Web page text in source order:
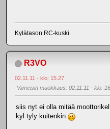
Kylätason RC-kuski.
R3VO
02.11.11 - klo: 15.27
Viimeisin muokkaus: 02.11.11 - klo:
siis nyt ei olla mitää
kyl tyly kuitenkin